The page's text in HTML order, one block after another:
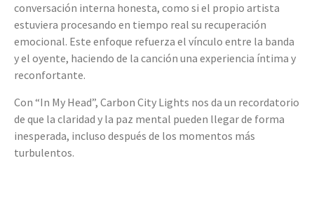
conversación interna honesta, como si el propio artista
estuviera procesando en tiempo real su recuperación
emocional. Este enfoque refuerza el vínculo entre la banda
y el oyente, haciendo de la canción una experiencia íntima y
reconfortante.
Con “In My Head”, Carbon City Lights nos da un recordatorio
de que la claridad y la paz mental pueden llegar de forma
inesperada, incluso después de los momentos más
turbulentos.